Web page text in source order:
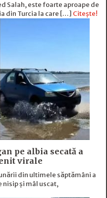
Salah, este foarte aproape de
din Turcia la care […] Citește!
pe albia secată a
virale
din ultimele săptămâni a
nisip și mâl uscat,